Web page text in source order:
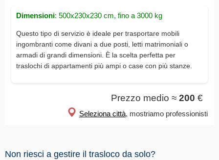
Dimensioni: 500x230x230 cm, fino a 3000 kg
Questo tipo di servizio è ideale per trasportare mobili
ingombranti come divani a due posti, letti matrimoniali o
armadi di grandi dimensioni. È la scelta perfetta per
traslochi di appartamenti più ampi o case con più stanze.
Prezzo medio ≈ 200 €
Seleziona città, mostriamo professionisti
Non riesci a gestire il trasloco da solo?